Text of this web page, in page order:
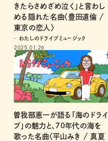
きたらさめざめ泣く」と言わし
める隠れた名曲〈豊田道倫 /
東京の恋人〉
わたしのドライブミュージック
2025.01.26
曽我部恵一が語る「海のドライ
ブ」の魅力と、70年代の海を
歌った名曲〈平山みき / 真夏